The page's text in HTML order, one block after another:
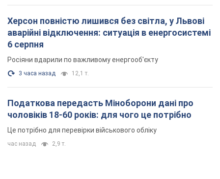
Херсон повністю лишився без світла, у Львові
аварійні відключення: ситуація в енергосистемі
6 серпня
Росіяни вдарили по важливому енергооб'єкту
3 часа назад 12,1 т.
Податкова передасть Міноборони дані про
чоловіків 18-60 років: для чого це потрібно
Це потрібно для перевірки військового обліку
час назад 2,9 т.